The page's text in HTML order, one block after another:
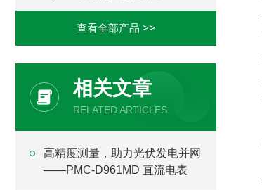
查看全部产品 >>
相关文章
RELATED ARTICLES
高精度测量，助力光伏发电并网
——PMC-D961MD 直流电表